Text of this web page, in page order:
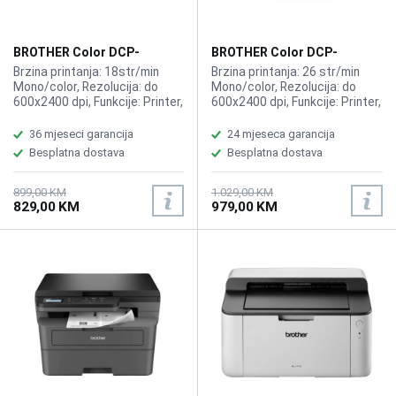
BROTHER Color DCP-
L3520CDW MFP printer
Brzina printanja: 18str/min
Mono/color, Rezolucija: do
600x2400 dpi, Funkcije: Printer,
36 mjeseci garancija
Besplatna dostava
899,00 KM
829,00 KM
BROTHER Color DCP-
L3560CDW MFP printer
Brzina printanja: 26 str/min
Mono/color, Rezolucija: do
600x2400 dpi, Funkcije: Printer,
WiFi,24 mjeseca garancija
Besplatna dostava
1.029,00 KM
979,00 KM